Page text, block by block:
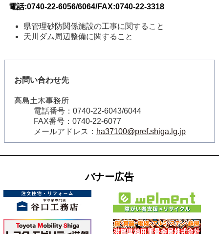
電話:0740-22-6056/6064/FAX:0740-22-3318
県管理砂防関係施設の工事に関すること
天川ダム周辺整備に関すること
お問い合わせ先
高島土木事務所
電話番号：0740-22-6043/6044
FAX番号：0740-22-6077
メールアドレス： ha37100@pref.shiga.lg.jp
バナー広告